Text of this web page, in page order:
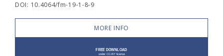
DOI: 10.4064/fm-19-1-8-9
MORE INFO